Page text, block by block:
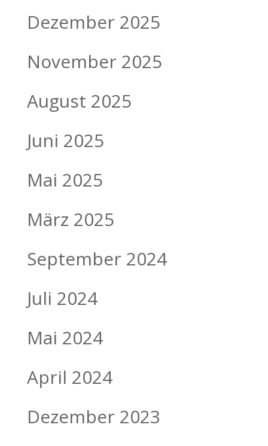
Dezember 2025
November 2025
August 2025
Juni 2025
Mai 2025
März 2025
September 2024
Juli 2024
Mai 2024
April 2024
Dezember 2023